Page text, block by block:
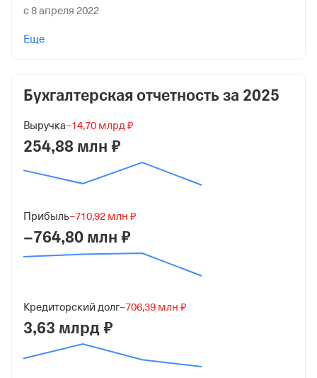
с 8 апреля 2022
Богданов Олег Владимирович
Форма
Дата регистрации
Юридический адрес
192029, гор. Санкт-Петербург, Вн.Тер.Г.
Муниципальный округ Ивановский, ул. Дудко, д. 3,
ИНН
Еще
Бухгалтерская отчетность за 2025
Выручка−14,70 млрд ₽
254,88 млн ₽
Прибыль−710,92 млн ₽
−764,80 млн ₽
Кредиторский долг−706,39 млн ₽
3,63 млрд ₽